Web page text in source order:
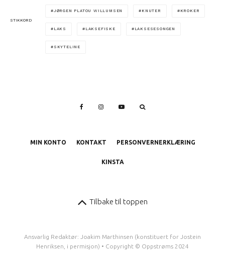
STIKKORD
JØRGEN PLATOU WILLUMSEN KNUTER KROKER
LAKS LAKSEFISKE LAKSESESONGEN
SKYTELINE
MIN KONTO KONTAKT PERSONVERNERKLÆRING
KINSTA
Tilbake til toppen
Ansvarlig Redaktør: Joakim Marthinsen (konstituert for Jostein
Henriksen, i permisjon) • Copyright © Oppstrøms 2024